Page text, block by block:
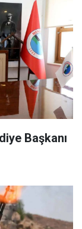
Başkanı